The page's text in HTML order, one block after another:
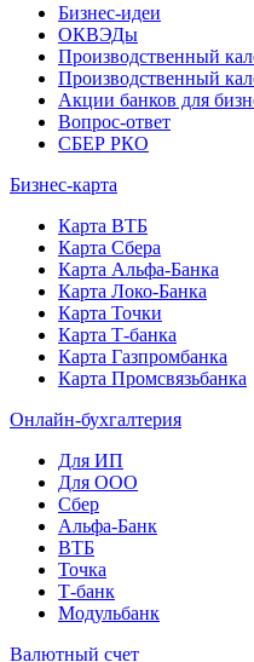
Бизнес-идеи
ОКВЭДы
Производственный
Производственный
Акции банков для
Вопрос-ответ
СБЕР РКО
Бизнес-карта
Карта ВТБ
Карта Сбера
Карта Альфа-Банка
Карта Локо-Банка
Карта Точки
Карта Т-банка
Карта Газпромбанка
Карта Промсвязьбанка
Онлайн-бухгалтерия
Для ИП
Для ООО
Сбер
Альфа-Банк
ВТБ
Точка
Т-банк
Модульбанк
Валютный счет